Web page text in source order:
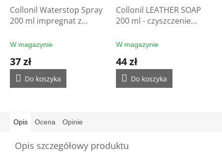
Collonil Waterstop Spray
200 ml impregnat z
rękawic
W magazynie
37 zł
Do koszyka
Collonil LEATHER SOAP
200 ml - czyszczenie
W magazynie
44 zł
Do koszyka
Opis Ocena Opinie
Opis szczegółowy produktu